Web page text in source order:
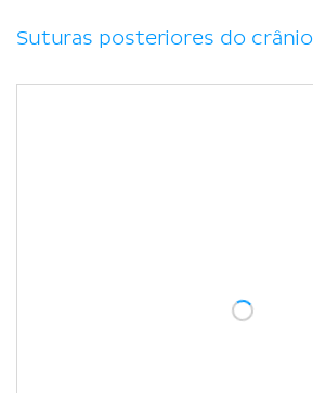
Suturas posteriores do crânio